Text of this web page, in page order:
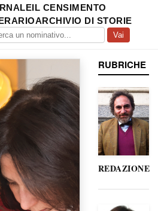
IL CENSIMENTO
ARCHIVIO DI STORIE
Vai
RUBRICHE
REDAZIONE